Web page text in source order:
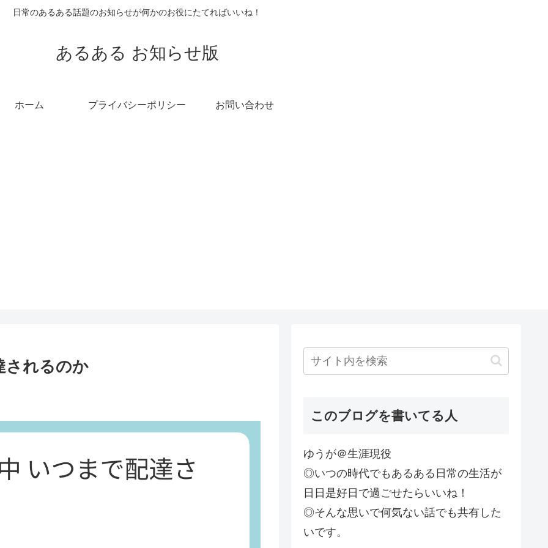
日常のあるある話題のお知らせが何かのお役にたてればいいね！
あるある お知らせ版
ホーム プライバシーポリシー お問い合わせ
されるのか
このブログを書いてる人
ゆうが＠生涯現役
◎いつの時代でもあるある日常の生活が
日日是好日で過ごせたらいいね！
◎そんな思いで何気ない話でも共有した
いです。